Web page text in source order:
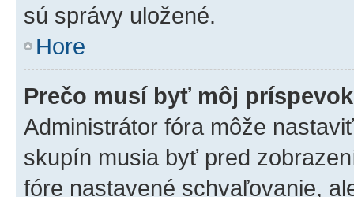
sú správy uložené.
Hore
Prečo musí byť môj
Administrátor fóra môže
skupín musia byť pred
fóre nastavené schvaľovanie,